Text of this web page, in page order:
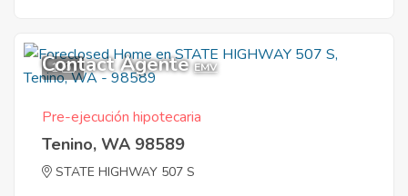
1
Contact Agente EMV
Pre-ejecución hipotecaria
Tenino, WA 98589
STATE HIGHWAY 507 S